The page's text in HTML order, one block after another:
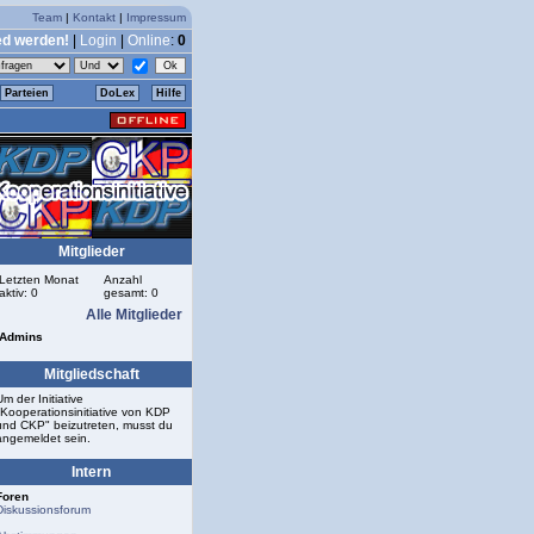
Team | Kontakt | Impressum
werden! Login Online: 0
Parteien DoLex Hilfe
Mitglieder
Letzten Monat
aktiv: 0
Anzahl
gesamt: 0
Alle Mitglieder
Admins
Mitgliedschaft
der Initiative
von KDP
CKP" beizutreten, musst du
sein.
Intern